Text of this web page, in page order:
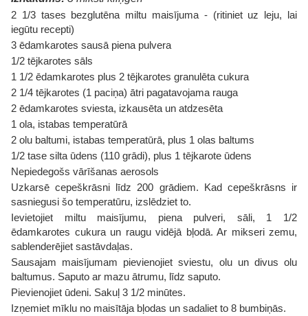
2 1/3 tases bezglutēna miltu maisījuma - (ritiniet uz leju, lai
iegūtu recepti)
3 ēdamkarotes sausā piena pulvera
1/2 tējkarotes sāls
1 1/2 ēdamkarotes plus 2 tējkarotes granulēta cukura
2 1/4 tējkarotes (1 paciņa) ātri pagatavojama rauga
2 ēdamkarotes sviesta, izkausēta un atdzesēta
1 ola, istabas temperatūrā
2 olu baltumi, istabas temperatūrā, plus 1 olas baltums
1/2 tase silta ūdens (110 grādi), plus 1 tējkarote ūdens
Nepiedegošs vārīšanas aerosols
Uzkarsē cepeškrāsni līdz 200 grādiem. Kad cepeškrāsns ir
sasniegusi šo temperatūru, izslēdziet to.
Ievietojiet miltu maisījumu, piena pulveri, sāli, 1 1/2
ēdamkarotes cukura un raugu vidējā bļodā. Ar mikseri zemu,
sablenderējiet sastāvdaļas.
Sausajam maisījumam pievienojiet sviestu, olu un divus olu
baltumus. Saputo ar mazu ātrumu, līdz saputo.
Pievienojiet ūdeni. Sakuļ 3 1/2 minūtes.
Izņemiet mīklu no maisītāja bļodas un sadaliet to 8 bumbiņās.